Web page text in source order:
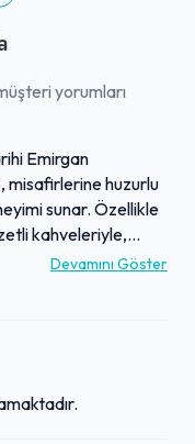
yorumları
Emirgan
misafirlerine huzurlu
sunar. Özellikle
kahveleriyle,
Çalışkan,
birleşerek
kahveleriyle
Devamını Göster